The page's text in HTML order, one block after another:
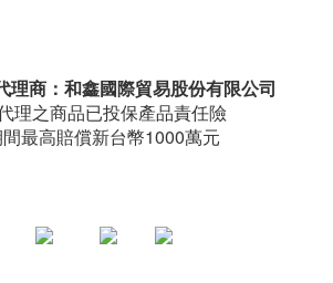
理商：和鑫國際貿易股份有限公司
理之商品已投保產品責任險
最高賠償新台幣1000萬元